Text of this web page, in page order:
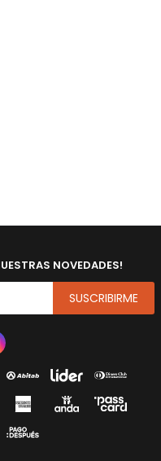
NOVEDADES!
SUSCRIBIRME